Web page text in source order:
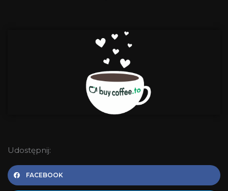
Udostępnij:
FACEBOOK